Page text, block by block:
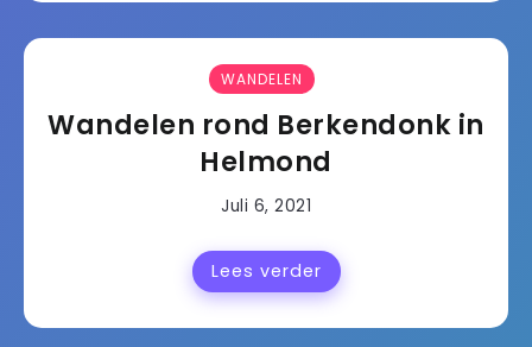
WANDELEN
Wandelen rond Berkendonk in
Helmond
Juli 6, 2021
Lees verder